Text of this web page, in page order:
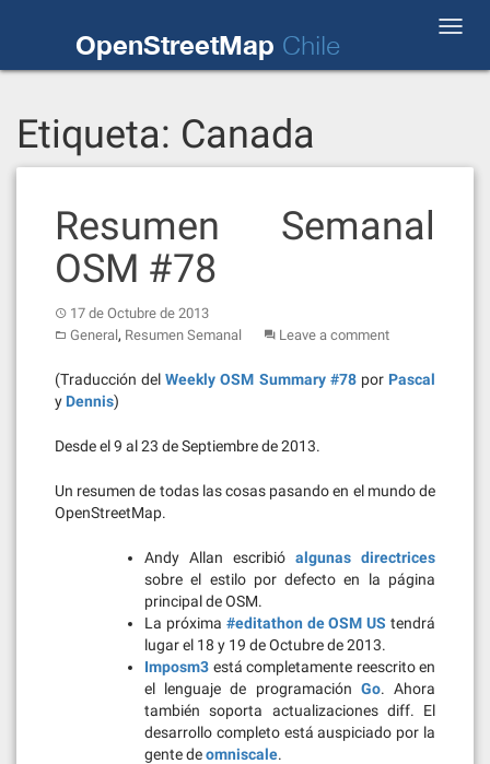
OpenStreetMap Chile
Etiqueta: Canada
Resumen Semanal
OSM #78
17 de Octubre de 2013
General, Resumen Semanal Leave a comment
(Traducción delWeekly OSM Summary #78por Pascal
y Dennis)
Desde el 9 al 23 de Septiembre de 2013.
Un resumen de todas las cosas pasando en el mundo de
OpenStreetMap.
Andy Allan escribió algunas directrices
sobre el estilo por defecto en la página
principal de OSM.
La próxima #editathon de OSM US tendrá
lugar el 18 y 19 de Octubre de 2013.
Imposm3 está completamente reescrito en
el lenguaje de programación Go. Ahora
también soporta actualizaciones diff. El
desarrollo completo está auspiciado por la
gente deomniscale.